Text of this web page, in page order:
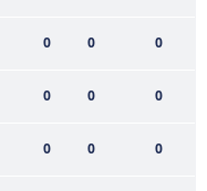
0 0 0
0 0 0
0 0 0